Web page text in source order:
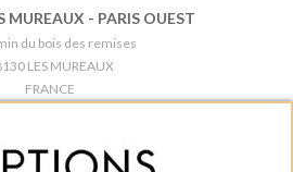
MUREAUX - PARIS OUEST
du bois des remises
LES MUREAUX
FRANCE
OPTIONS - PARIS 5E